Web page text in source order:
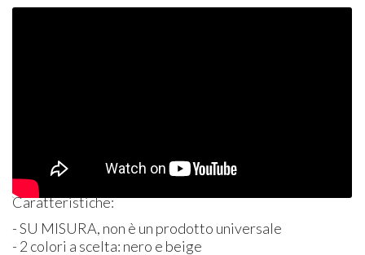
Caratteristiche:
- SU MISURA, non è un prodotto universale
- 2 colori a scelta: nero e beige